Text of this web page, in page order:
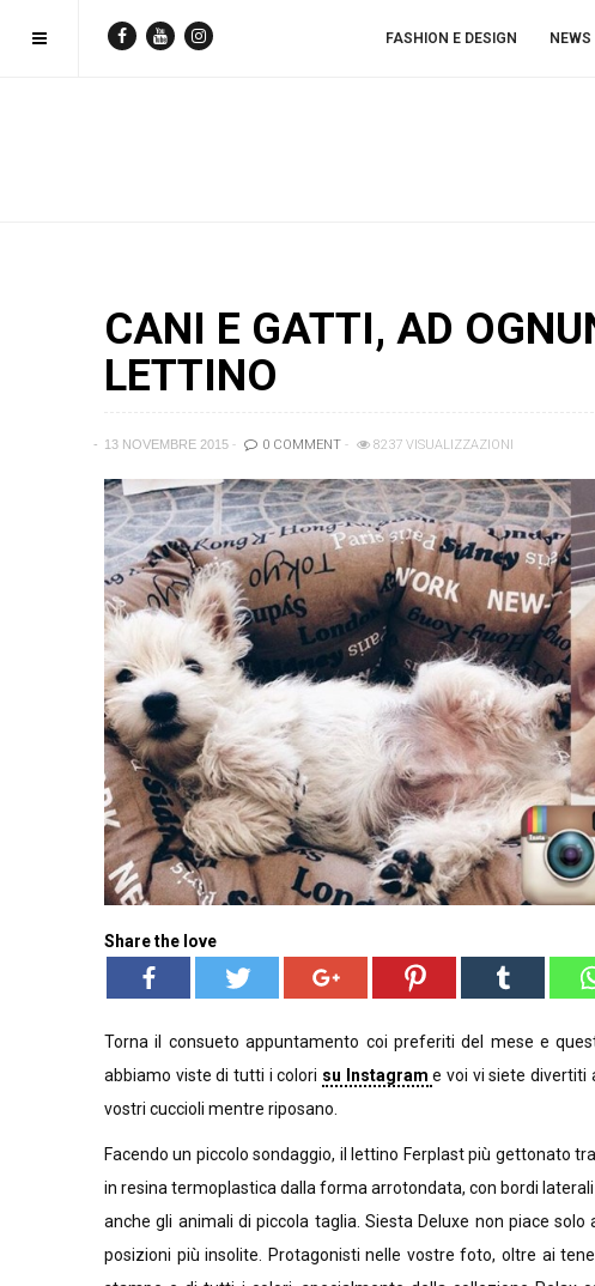
FASHION E DESIGN NEWS
CANI E GATTI, AD
LETTINO
13 NOVEMBRE 2015 0 COMMENT 8237 VISUALIZZAZIONI
Share the love
Torna il consueto appuntamento coi preferiti del mese e
abbiamo viste di tutti i colori su Instagrame voi vi siete divertiti
vostri cuccioli mentre riposano.
Facendo un piccolo sondaggio, il lettino Ferplast più gettonato
in resina termoplastica dalla forma arrotondata, con bordi
anche gli animali di piccola taglia. Siesta Deluxe non piace
posizioni più insolite. Protagonisti nelle vostre foto, oltre ai